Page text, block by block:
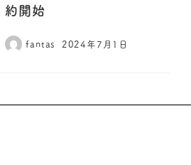
約開始
fantas 2024年7月1日